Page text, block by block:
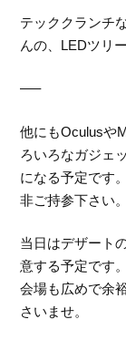
テッククランチ
んの、LEDツリ
—–
他にもOculusや
ろいろなガジェ
になる予定です
非ご持参下さい。
当日はデザート
意する予定です
会場も広めで余
さいませ。